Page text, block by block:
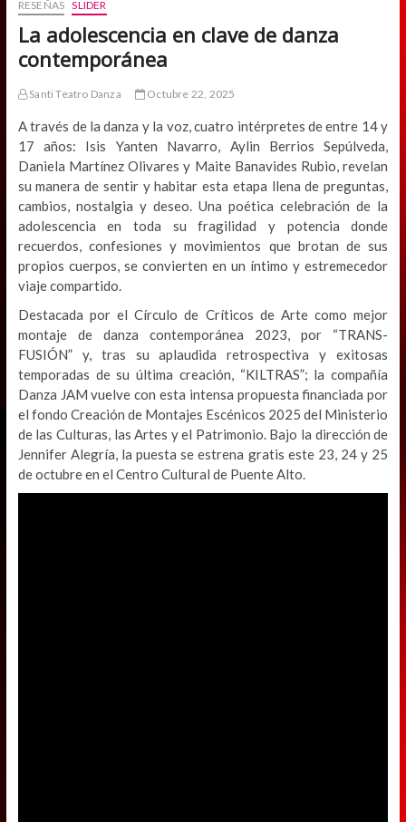
RESEÑAS SLIDER
La adolescencia en clave de danza
contemporánea
Santi Teatro Danza Octubre 22, 2025
A través de la danza y la voz, cuatro intérpretes de entre 14 y
17 años: Isis Yanten Navarro, Aylin Berrios Sepúlveda,
Daniela Martínez Olivares y Maite Banavides Rubio, revelan
su manera de sentir y habitar esta etapa llena de preguntas,
cambios, nostalgia y deseo. Una poética celebración de la
adolescencia en toda su fragilidad y potencia donde
recuerdos, confesiones y movimientos que brotan de sus
propios cuerpos, se convierten en un íntimo y estremecedor
viaje compartido.
Destacada por el Círculo de Críticos de Arte como mejor
montaje de danza contemporánea 2023, por “TRANS-
FUSIÓN” y, tras su aplaudida retrospectiva y exitosas
temporadas de su última creación, “KILTRAS”; la compañía
Danza JAM vuelve con esta intensa propuesta financiada por
el fondo Creación de Montajes Escénicos 2025 del Ministerio
de las Culturas, las Artes y el Patrimonio. Bajo la dirección de
Jennifer Alegría, la puesta se estrena gratis este 23, 24 y 25
de octubre en el Centro Cultural de Puente Alto.